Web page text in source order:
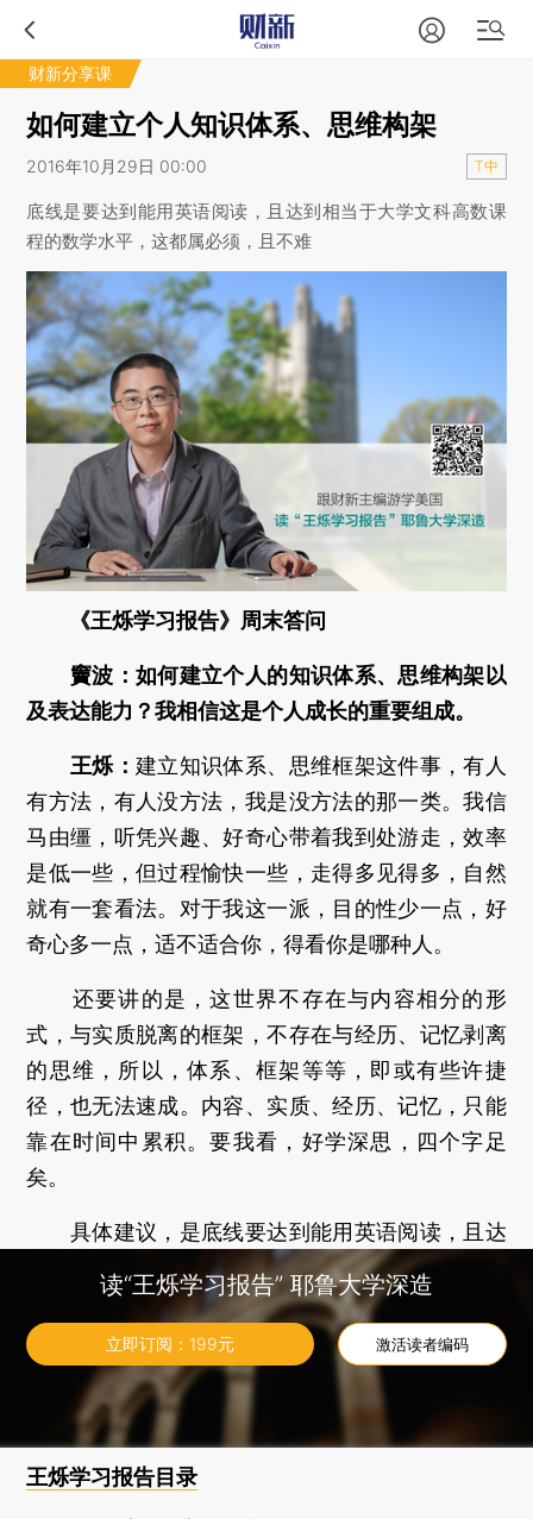
财新分享课
如何建立个人知识体系、思维构架
2016年10月29日 00:00 T中
底线是要达到能用英语阅读，且达到相当于大学文科高数课
程的数学水平，这都属必须，且不难
《王烁学习报告》周末答问
竇波：如何建立个人的知识体系、思维构架以
及表达能力？我相信这是个人成长的重要组成。
王烁：建立知识体系、思维框架这件事，有人
有方法，有人没方法，我是没方法的那一类。我信
马由缰，听凭兴趣、好奇心带着我到处游走，效率
是低一些，但过程愉快一些，走得多见得多，自然
就有一套看法。对于我这一派，目的性少一点，好
奇心多一点，适不适合你，得看你是哪种人。
还要讲的是，这世界不存在与内容相分的形
式，与实质脱离的框架，不存在与经历、记忆剥离
的思维，所以，体系、框架等等，即或有些许捷
径，也无法速成。内容、实质、经历、记忆，只能
靠在时间中累积。要我看，好学深思，四个字足
矣。
具体建议，是底线要达到能用英语阅读，且达
到相当于大学文科高数课程的数学水平，这都属必
须，且不难。否则的话，什么体系、框架，都是虚
妄，空中楼阁而已。在这之外，我推荐要多了解博
弈论，今天的社会科学研究，材料越来越重视数
据，而分析越来越多引入博弈论。
读“王烁学习报告” 耶鲁大学深造
立即订阅： 199元 激活读者编码
王烁学习报告目录